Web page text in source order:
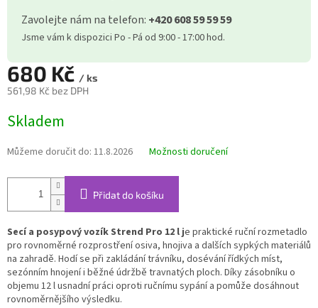
Zavolejte nám na telefon: +420 608 59 59 59
Jsme vám k dispozici Po - Pá od 9:00 - 17:00 hod.
680 Kč / ks
561,98 Kč bez DPH
cena:
Skladem
Můžeme doručit do: 11.8.2026 Možnosti doručení
Přidat do košíku
Secí a posypový vozík Strend Pro 12 l je praktické ruční rozmetadlo
pro rovnoměrné rozprostření osiva, hnojiva a dalších sypkých materiálů
na zahradě. Hodí se při zakládání trávníku, dosévání řídkých míst,
sezónním hnojení i běžné údržbě travnatých ploch. Díky zásobníku o
objemu 12 l usnadní práci oproti ručnímu sypání a pomůže dosáhnout
rovnoměrnějšího výsledku.